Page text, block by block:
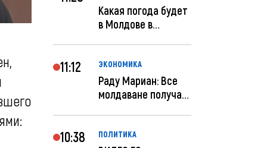
Какая погода будет
в Молдове в
11:12 ЭКОНОМИКА
Раду Мариан: Все
молдаване получат
10:38 ПОЛИТИКА